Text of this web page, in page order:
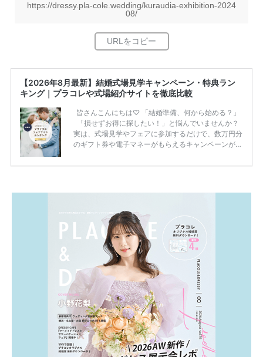
https://dressy.pla-cole.wedding/kuraudia-exhibition-2024
08/
【2026年8月最新】結婚式場見学キャンペーン・特典ラン
キング｜プラコレや式場紹介サイトを徹底比較
皆さんこんにちは♡ 「結婚準備、何から始める？」
「損せずお得に探したい！」と悩んでいませんか？
実は、式場見学やフェアに参加するだけで、数万円分
のギフト券や電子マネーがもらえるキャンペーンがあ
ため、比較せずに選ぶと損をしてしまうことも……。
一番お得？」「プラコレの特典は？」といった疑問も
解決します。 まずは診断で候補を絞れる「ウェディ
ング診断」か、体験型 […]続きを読む